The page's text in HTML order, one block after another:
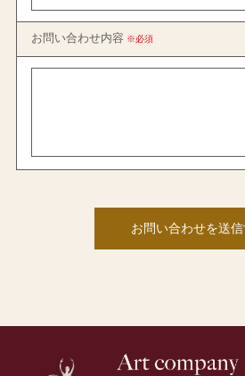
お問い合わせ内容 ※必須